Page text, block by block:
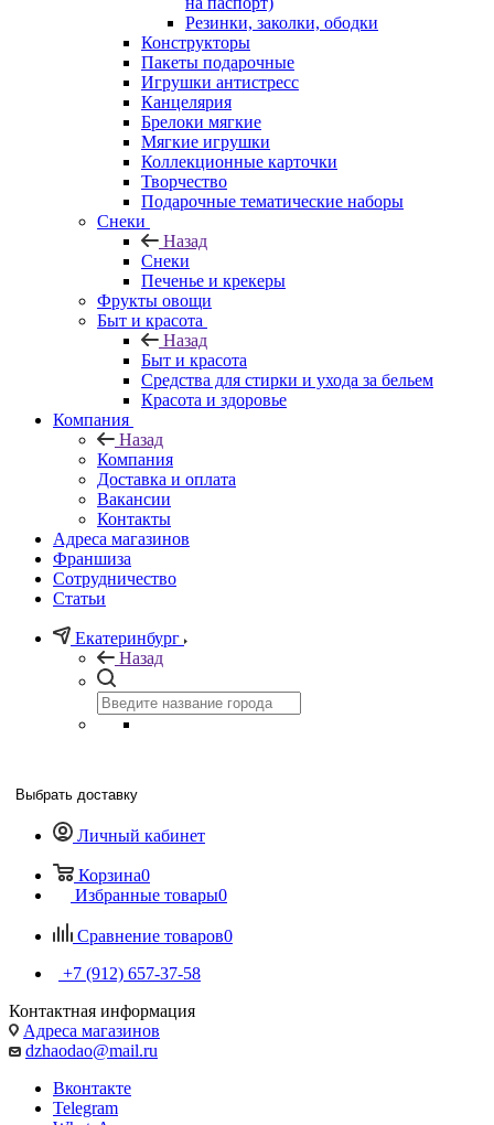
Резинки, заколки, ободки
Конструкторы
Пакеты подарочные
Игрушки антистресс
Канцелярия
Брелоки мягкие
Мягкие игрушки
Коллекционные карточки
Творчество
Подарочные тематические наборы
Снеки
Назад
Снеки
Печенье и крекеры
Фрукты овощи
Быт и красота
Назад
Быт и красота
Средства для стирки и ухода за бельем
Красота и здоровье
Компания
Назад
Компания
Доставка и оплата
Вакансии
Контакты
Адреса магазинов
Франшиза
Сотрудничество
Статьи
Екатеринбург
Назад
Выбрать доставку
Личный кабинет
Корзина0
Избранные товары0
Сравнение товаров0
+7 (912) 657-37-58
Контактная информация
Адреса магазинов
dzhaodao@mail.ru
Вконтакте
Telegram